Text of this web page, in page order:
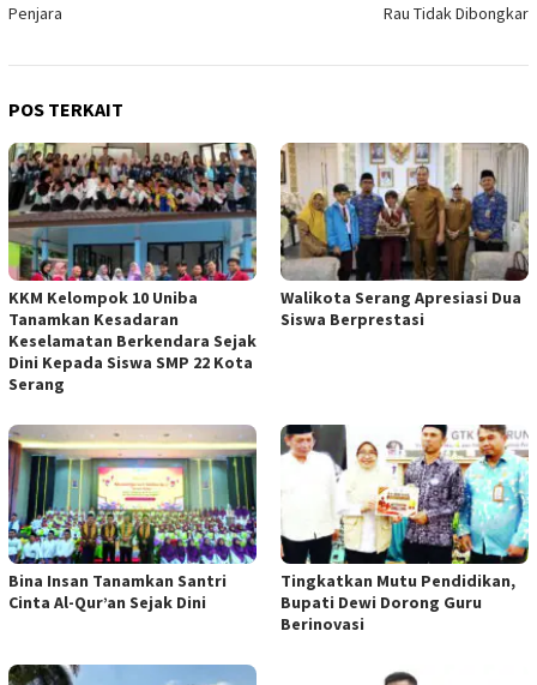
Penjara
Rau Tidak Dibongkar
POS TERKAIT
KKM Kelompok 10 Uniba
Tanamkan Kesadaran
Keselamatan Berkendara Sejak
Dini Kepada Siswa SMP 22 Kota
Serang
Walikota Serang Apresiasi Dua
Siswa Berprestasi
Bina Insan Tanamkan Santri
Cinta Al-Qur’an Sejak Dini
Tingkatkan Mutu Pendidikan,
Bupati Dewi Dorong Guru
Berinovasi